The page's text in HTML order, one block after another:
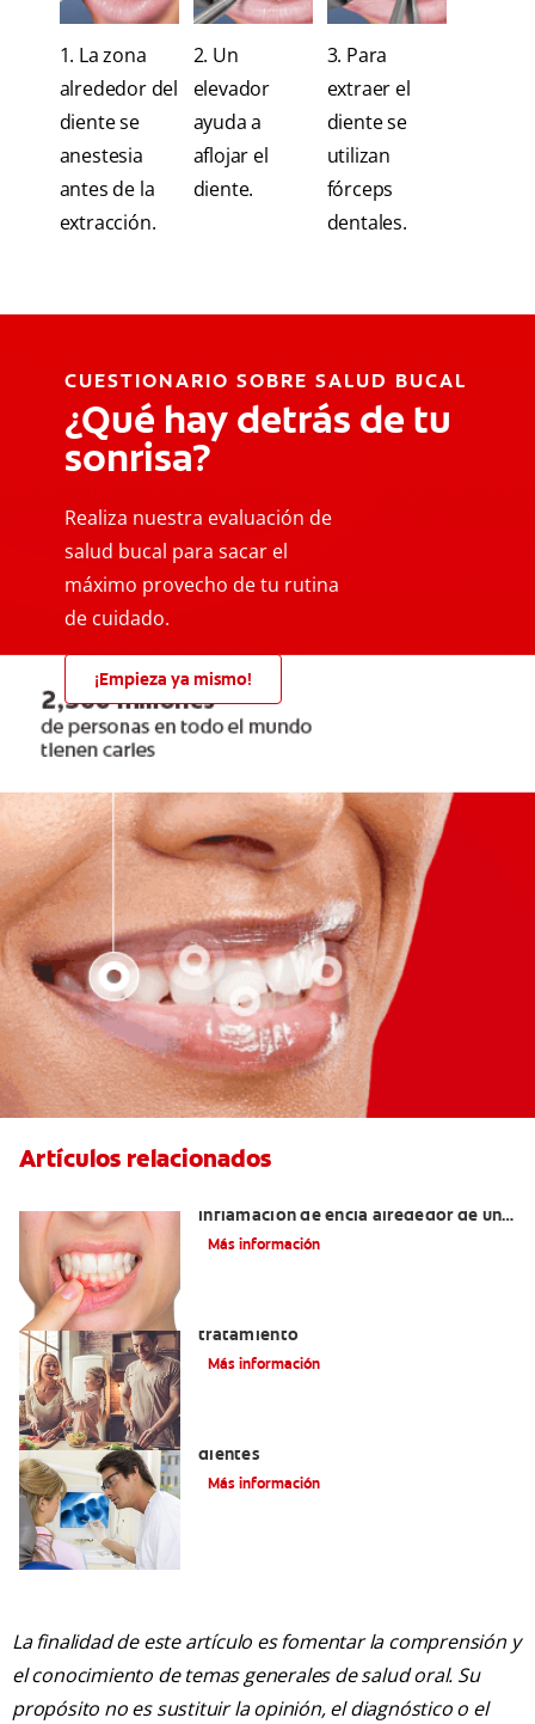
1. La zona
alrededor del
diente se
anestesia
antes de la
extracción.
2. Un
elevador
ayuda a
aflojar el
diente.
3. Para
extraer el
diente se
utilizan
fórceps
dentales.
CUESTIONARIO SOBRE SALUD BUCAL
¿Qué hay detrás de tu
sonrisa?
Realiza nuestra evaluación de
salud bucal para sacar el
máximo provecho de tu rutina
de cuidado.
¡Empieza ya mismo!
Artículos relacionados
inflamación de encía alrededor de un
diente?
Más información
tratamiento
Más información
dientes
Más información
La finalidad de este artículo es fomentar la comprensión y
el conocimiento de temas generales de salud oral. Su
propósito no es sustituir la opinión, el diagnóstico o el